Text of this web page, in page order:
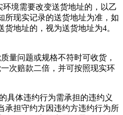
境需要改变送货地址的，以乙
所现实记录的送货地址为准，如
地址的，视为送货地址为4。
问题或规格不符时可收货，
次赔款二倍，并可按照现实环
体违约行为需承担的违约义
承担守约方因违约方违约行为所